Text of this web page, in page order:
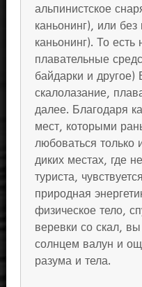
альпинистское
каньонинг), или
каньонинг). То
плавательные
байдарки и другое)
скалолазание,
далее. Благодаря
мест, которыми
любоваться только
диких местах, где
туриста,
природная
физическое тело,
веревки со скал,
солнцем валун и
разума и тела.